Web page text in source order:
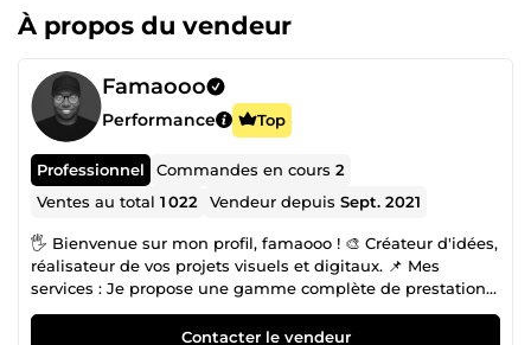
À propos du vendeur
Famaooo
Performance Top
Professionnel Commandes en cours2
Ventes au total1 022 Vendeur depuisSept. 2021
🖐 Bienvenue sur mon profil, famaooo ! 🎨 Créateur d'idées,
réalisateur de vos projets visuels et digitaux. 📌 Mes
services : Je propose une gamme complète de prestations
pour donner vie à vos projets : 🎞️ Montage photo et vidéo :
Transformez vos souvenirs ou vos contenus en œuvres
Contacter le vendeur